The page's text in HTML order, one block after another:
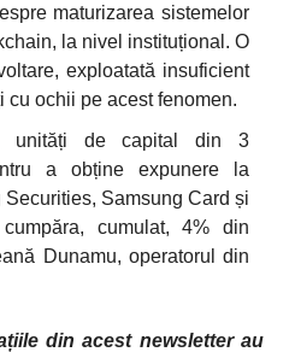
maturizarea sistemelor
la nivel instituțional. O
exploatată insuficient
cu ochii pe acest fenomen.
unități de capital din 3
a obține expunere la
Samsung Card și
cumulat, 4% din
Dunamu, operatorul din
din acest newsletter au